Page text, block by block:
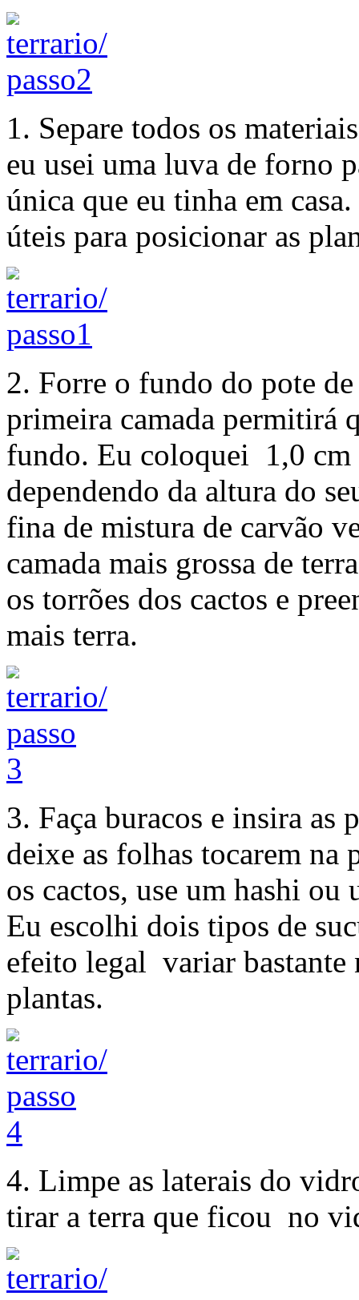
1. Separe todos os
eu usei uma luva de forno
única que eu tinha em
úteis para posicionar as
2. Forre o fundo do pote
primeira camada permitirá
fundo. Eu coloquei 1,0 cm
dependendo da altura do
fina de mistura de carvão
camada mais grossa de
os torrões dos cactos e
mais terra.
3. Faça buracos e insira as
deixe as folhas tocarem na
os cactos, use um hashi ou
Eu escolhi dois tipos de
efeito legal variar bastante
plantas.
4. Limpe as laterais do
tirar a terra que ficou no